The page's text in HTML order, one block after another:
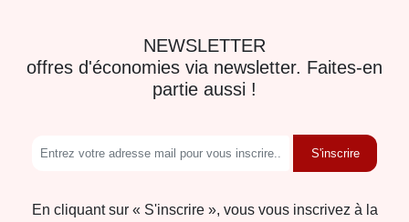
NEWSLETTER
offres d'économies via newsletter. Faites-en
partie aussi !
S'inscrire
En cliquant sur « S'inscrire », vous vous inscrivez à la